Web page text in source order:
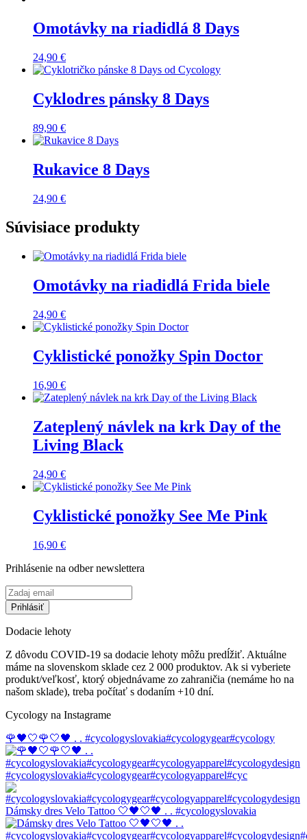
Omotávky na riadidlá 8 Days
24,90 €
Cyklodres pánsky 8 Days
89,90 €
Rukavice 8 Days
24,90 €
Súvisiace produkty
Omotávky na riadidlá Frida biele
24,90 €
Cyklistické ponožky Spin Doctor
16,90 €
Zateplený návlek na krk Day of the
Living Black
24,90 €
Cyklistické ponožky See Me Pink
16,90 €
Prihlásenie na odber newslettera
Dodacie lehoty
Z dôvodu COVID-19 sa dodacie lehoty môžu predĺžiť. Aktuálne
máme na slovenskom sklade cez 2 000 produktov. Ak si vyberiete
produkt/veľkosť, ktorý objednávame zo zahraničia (nemáme ho na
našom sklade), treba počítať s dodaním +10 dní.
Cycology na Instagrame
🌹🖤🤍🌹🤍🖤 . . #cycologyslovakia#cycologygear#cycology
#cycologyslovakia#cycologygear#cycologyapparel#cyc
Dámsky dres Velo Tattoo 🤍🖤🤍🖤 . . #cycologyslovakia